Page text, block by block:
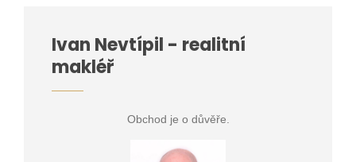
Ivan Nevtípil - realitní
makléř
Obchod je o důvěře.